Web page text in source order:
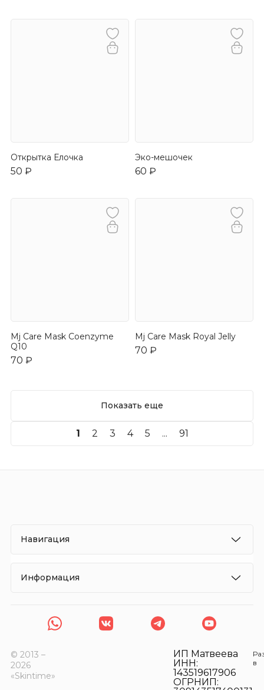
Открытка Елочка
50 ₽
Эко-мешочек
60 ₽
Mj Care Mask Coenzyme
Q10
70 ₽
Mj Care Mask Royal Jelly
70 ₽
Показать еще
1 2 3 4 5 ... 91
Навигация
Информация
© 2013 –
2026
«Skintime»
ИП Матвеева
ИНН:
143519617906
ОГРНИП:
в